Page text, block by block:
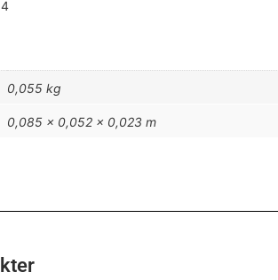
0,055 kg
0,085 × 0,052 × 0,023 m